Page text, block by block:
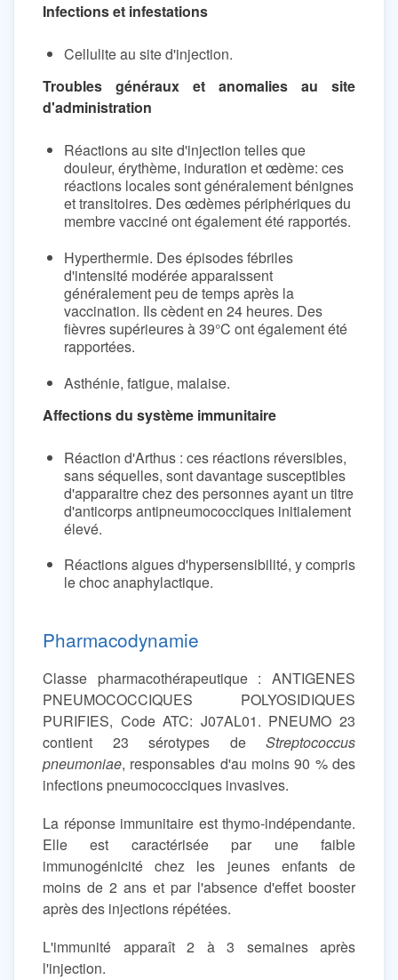
Infections et infestations
Cellulite au site d'injection.
Troubles généraux et anomalies au site
d'administration
Réactions au site d'injection telles que
douleur, érythème, induration et œdème: ces
réactions locales sont généralement bénignes
et transitoires. Des œdèmes périphériques du
membre vacciné ont également été rapportés.
Hyperthermie. Des épisodes fébriles
d'intensité modérée apparaissent
généralement peu de temps après la
vaccination. Ils cèdent en 24 heures. Des
fièvres supérieures à 39°C ont également été
rapportées.
Asthénie, fatigue, malaise.
Affections du système immunitaire
Réaction d'Arthus : ces réactions réversibles,
sans séquelles, sont davantage susceptibles
d'apparaitre chez des personnes ayant un titre
d'anticorps antipneumococciques initialement
élevé.
Réactions aigues d'hypersensibilité, y compris
le choc anaphylactique.
Pharmacodynamie
Classe pharmacothérapeutique : ANTIGENES
PNEUMOCOCCIQUES POLYOSIDIQUES
PURIFIES, Code ATC: J07AL01. PNEUMO 23
contient 23 sérotypes de Streptococcus
pneumoniae, responsables d'au moins 90 % des
infections pneumococciques invasives.
La réponse immunitaire est thymo-indépendante.
Elle est caractérisée par une faible
immunogénicité chez les jeunes enfants de
moins de 2 ans et par l'absence d'effet booster
après des injections répétées.
L'immunité apparaît 2 à 3 semaines après
l'injection.